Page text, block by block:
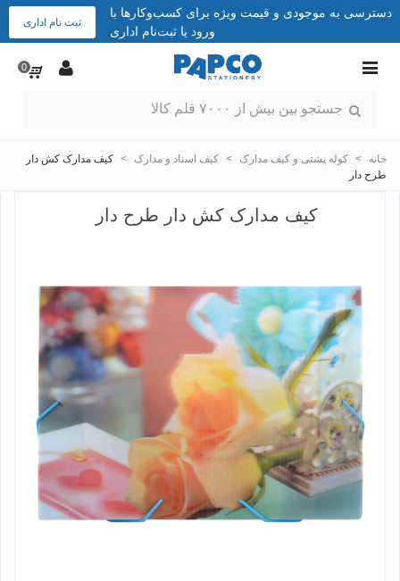
دسترسی به موجودی و قیمت ویژه برای کسب‌وکارها با
ورود یا ثبت‌نام اداری
ثبت نام اداری
0
خانه > کوله پشتی و کیف مدارک > کیف اسناد و مدارک > کیف مدارک کش دار
طرح دار
کیف مدارک کش دار طرح دار